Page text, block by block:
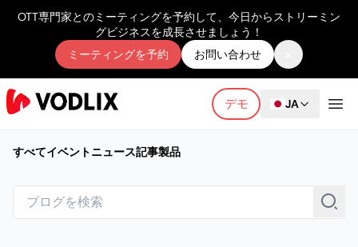
OTT専門家とのミーティングを予約して、今日からストリーミン
グビジネスを成長させましょう！
ミーティングを予約
お問い合わせ
デモ JA
すべてイベントニュース記事製品